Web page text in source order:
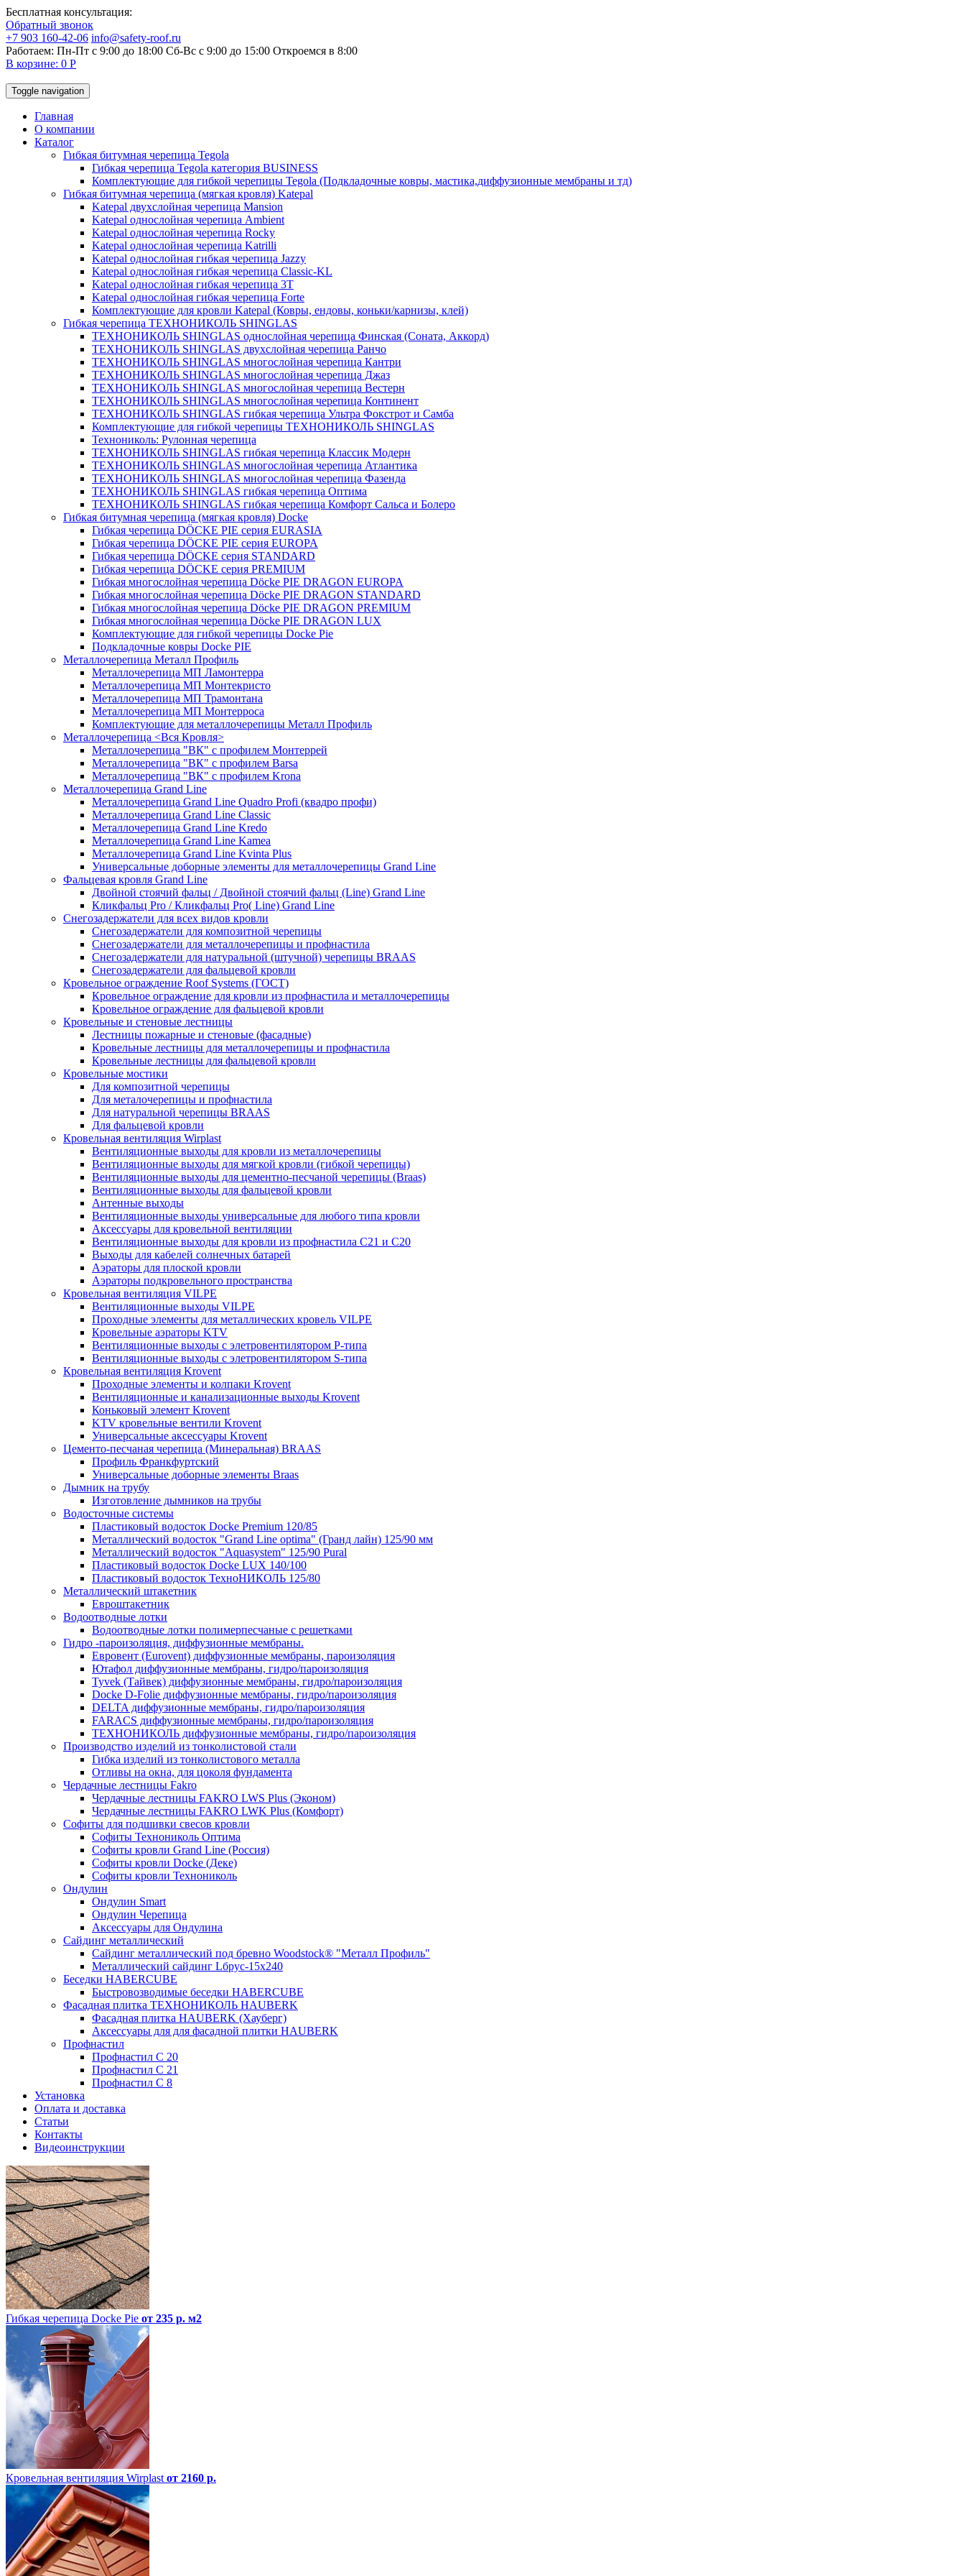
Бесплатная консультация:
Обратный звонок
+7 903 160-42-06 info@safety-roof.ru
Работаем: Пн-Пт с 9:00 до 18:00 Сб-Вс c 9:00 до 15:00 Откроемся в 8:00
В корзине: 0 Р
Toggle navigation
Главная
О компании
Каталог
Гибкая битумная черепица Tegola
Гибкая черепица Tegola категория BUSINESS
Комплектующие для гибкой черепицы Tegola (Подкладочные ковры, мастика,диффузионные мембраны и тд)
Гибкая битумная черепица (мягкая кровля) Katepal
Katepal двухслойная черепица Mansion
Katepal однослойная черепица Ambient
Katepal однослойная черепица Rocky
Katepal однослойная черепица Katrilli
Katepal однослойная гибкая черепица Jazzy
Katepal однослойная гибкая черепица Classic-KL
Katepal однослойная гибкая черепица 3T
Katepal однослойная гибкая черепица Forte
Комплектующие для кровли Katepal (Ковры, ендовы, коньки/карнизы, клей)
Гибкая черепица ТЕХНОНИКОЛЬ SHINGLAS
ТЕХНОНИКОЛЬ SHINGLAS однослойная черепица Финская (Соната, Аккорд)
ТЕХНОНИКОЛЬ SHINGLAS двухслойная черепица Ранчо
ТЕХНОНИКОЛЬ SHINGLAS многослойная черепица Кантри
ТЕХНОНИКОЛЬ SHINGLAS многослойная черепица Джаз
ТЕХНОНИКОЛЬ SHINGLAS многослойная черепица Вестерн
ТЕХНОНИКОЛЬ SHINGLAS многослойная черепица Континент
ТЕХНОНИКОЛЬ SHINGLAS гибкая черепица Ультра Фокстрот и Самба
Комплектующие для гибкой черепицы ТЕХНОНИКОЛЬ SHINGLAS
Технониколь: Рулонная черепица
ТЕХНОНИКОЛЬ SHINGLAS гибкая черепица Классик Модерн
ТЕХНОНИКОЛЬ SHINGLAS многослойная черепица Атлантика
ТЕХНОНИКОЛЬ SHINGLAS многослойная черепица Фазенда
ТЕХНОНИКОЛЬ SHINGLAS гибкая черепица Оптима
ТЕХНОНИКОЛЬ SHINGLAS гибкая черепица Комфорт Сальса и Болеро
Гибкая битумная черепица (мягкая кровля) Docke
Гибкая черепица DÖCKE PIE серия EURASIA
Гибкая черепица DÖCKE PIE серия EUROPA
Гибкая черепица DÖCKE серия STANDARD
Гибкая черепица DÖCKE серия PREMIUM
Гибкая многослойная черепица Döcke PIE DRAGON EUROPA
Гибкая многослойная черепица Döcke PIE DRAGON STANDARD
Гибкая многослойная черепица Döcke PIE DRAGON PREMIUM
Гибкая многослойная черепица Döcke PIE DRAGON LUX
Комплектующие для гибкой черепицы Docke Pie
Подкладочные ковры Docke PIE
Металлочерепица Металл Профиль
Металлочерепица МП Ламонтерра
Металлочерепица МП Монтекристо
Металлочерепица МП Трамонтана
Металлочерепица МП Монтерроса
Комплектующие для металлочерепицы Металл Профиль
Металлочерепица <Вся Кровля>
Металлочерепица "ВК" с профилем Монтеррей
Металлочерепица "ВК" с профилем Barsa
Металлочерепица "ВК" с профилем Krona
Металлочерепица Grand Line
Металлочерепица Grand Line Quadro Profi (квадро профи)
Металлочерепица Grand Line Classic
Металлочерепица Grand Line Kredo
Металлочерепица Grand Line Kamea
Металлочерепица Grand Line Kvinta Plus
Универсальные доборные элементы для металлочерепицы Grand Line
Фальцевая кровля Grand Line
Двойной стоячий фальц / Двойной стоячий фальц (Line) Grand Line
Кликфальц Pro / Кликфальц Pro( Line) Grand Line
Снегозадержатели для всех видов кровли
Снегозадержатели для композитной черепицы
Снегозадержатели для металлочерепицы и профнастила
Снегозадержатели для натуральной (штучной) черепицы BRAAS
Снегозадержатели для фальцевой кровли
Кровельное ограждение Roof Systems (ГОСТ)
Кровельное ограждение для кровли из профнастила и металлочерепицы
Кровельное ограждение для фальцевой кровли
Кровельные и стеновые лестницы
Лестницы пожарные и стеновые (фасадные)
Кровельные лестницы для металлочерепицы и профнастила
Кровельные лестницы для фальцевой кровли
Кровельные мостики
Для композитной черепицы
Для металочерепицы и профнастила
Для натуральной черепицы BRAAS
Для фальцевой кровли
Кровельная вентиляция Wirplast
Вентиляционные выходы для кровли из металлочерепицы
Вентиляционные выходы для мягкой кровли (гибкой черепицы)
Вентиляционные выходы для цементно-песчаной черепицы (Braas)
Вентиляционные выходы для фальцевой кровли
Антенные выходы
Вентиляционные выходы универсальные для любого типа кровли
Аксессуары для кровельной вентиляции
Вентиляционные выходы для кровли из профнастила C21 и С20
Выходы для кабелей солнечных батарей
Аэраторы для плоской кровли
Аэраторы подкровельного пространства
Кровельная вентиляция VILPE
Вентиляционные выходы VILPE
Проходные элементы для металлических кровель VILPE
Кровельные аэраторы KTV
Вентиляционные выходы с элетровентилятором P-типа
Вентиляционные выходы с элетровентилятором S-типа
Кровельная вентиляция Krovent
Проходные элементы и колпаки Krovent
Вентиляционные и канализационные выходы Krovent
Коньковый элемент Krovent
KTV кровельные вентили Krovent
Универсальные аксессуары Krovent
Цементо-песчаная черепица (Минеральная) BRAAS
Профиль Франкфуртский
Универсальные доборные элементы Braas
Дымник на трубу
Изготовление дымников на трубы
Водосточные системы
Пластиковый водосток Docke Premium 120/85
Металлический водосток "Grand Line optima" (Гранд лайн) 125/90 мм
Металлический водосток "Aquasystem" 125/90 Pural
Пластиковый водосток Docke LUX 140/100
Пластиковый водосток ТехноНИКОЛЬ 125/80
Металлический штакетник
Евроштакетник
Водоотводные лотки
Водоотводные лотки полимерпесчаные с решетками
Гидро -пароизоляция, диффузионные мембраны.
Евровент (Eurovent) диффузионные мембраны, пароизоляция
Ютафол диффузионные мембраны, гидро/пароизоляция
Tyvek (Тайвек) диффузионные мембраны, гидро/пароизоляция
Docke D-Folie диффузионные мембраны, гидро/пароизоляция
DELTA диффузионные мембраны, гидро/пароизоляция
FARACS диффузионные мембраны, гидро/пароизоляция
ТЕХНОНИКОЛЬ диффузионные мембраны, гидро/пароизоляция
Производство изделий из тонколистовой стали
Гибка изделий из тонколистового металла
Отливы на окна, для цоколя фундамента
Чердачные лестницы Fakro
Чердачные лестницы FAKRO LWS Plus (Эконом)
Чердачные лестницы FAKRO LWK Plus (Комфорт)
Софиты для подшивки свесов кровли
Софиты Технониколь Оптима
Софиты кровли Grand Line (Россия)
Софиты кровли Docke (Деке)
Софиты кровли Технониколь
Ондулин
Ондулин Smart
Ондулин Черепица
Аксессуары для Ондулина
Сайдинг металлический
Сайдинг металлический под бревно Woodstock® "Металл Профиль"
Металлический сайдинг Lбрус-15х240
Беседки HABERCUBE
Быстровозводимые беседки HABERCUBE
Фасадная плитка ТЕХНОНИКОЛЬ HAUBERK
Фасадная плитка HAUBERK (Хауберг)
Аксессуары для для фасадной плитки HAUBERK
Профнастил
Профнастил С 20
Профнастил С 21
Профнастил С 8
Установка
Оплата и доставка
Статьи
Контакты
Видеоинструкции
Гибкая черепица Docke Pie от 235 р. м2
Кровельная вентиляция Wirplast от 2160 р.